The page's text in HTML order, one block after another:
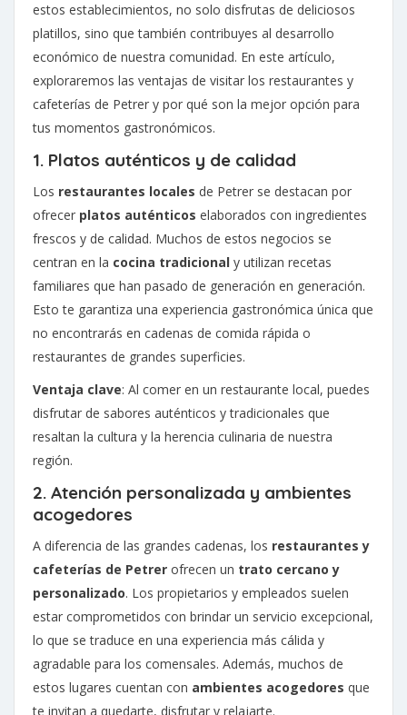
estos establecimientos, no solo disfrutas de deliciosos
platillos, sino que también contribuyes al desarrollo
económico de nuestra comunidad. En este artículo,
exploraremos las ventajas de visitar los restaurantes y
cafeterías de Petrer y por qué son la mejor opción para
tus momentos gastronómicos.
1. Platos auténticos y de calidad
Los restaurantes locales de Petrer se destacan por
ofrecer platos auténticos elaborados con ingredientes
frescos y de calidad. Muchos de estos negocios se
centran en la cocina tradicional y utilizan recetas
familiares que han pasado de generación en generación.
Esto te garantiza una experiencia gastronómica única que
no encontrarás en cadenas de comida rápida o
restaurantes de grandes superficies.
Ventaja clave: Al comer en un restaurante local, puedes
disfrutar de sabores auténticos y tradicionales que
resaltan la cultura y la herencia culinaria de nuestra
región.
2. Atención personalizada y ambientes
acogedores
A diferencia de las grandes cadenas, los restaurantes y
cafeterías de Petrer ofrecen un trato cercano y
personalizado. Los propietarios y empleados suelen
estar comprometidos con brindar un servicio excepcional,
lo que se traduce en una experiencia más cálida y
agradable para los comensales. Además, muchos de
estos lugares cuentan con ambientes acogedores que
te invitan a quedarte, disfrutar y relajarte.